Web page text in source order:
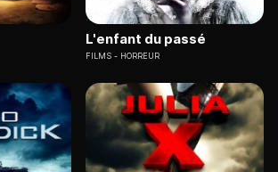
L'enfant du passé
FILMS HORREUR